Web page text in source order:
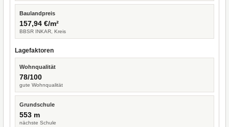
Baulandpreis
157,94 €/m²
BBSR INKAR, Kreis
Lagefaktoren
Wohnqualität
78/100
gute Wohnqualität
Grundschule
553 m
nächste Schule